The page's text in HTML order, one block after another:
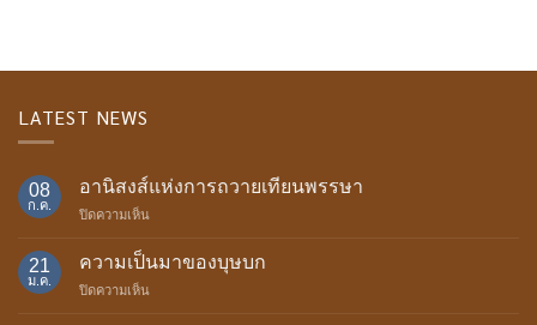
LATEST NEWS
08
ก.ค.
อานิสงส์แห่งการถวายเทียนพรรษา
ปิดความเห็น
ถวาย
21
ม.ค.
ความเป็นมาของบุษบก
ปิดความเห็น